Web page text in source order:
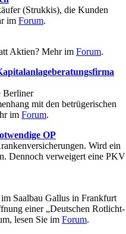
(Strukkis), die Kunden
im Forum.
Aktien? Mehr im Forum.
Berliner
mit den betrügerischen
im Forum.
OP
Wird ein
Dennoch verweigert eine PKV
Saalbau Gallus in Frankfurt
einer „Deutschen Rotlicht-
lesen Sie im Forum.